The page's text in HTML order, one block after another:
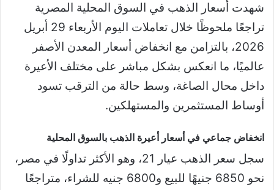
شهدت أسعار الذهب في السوق المحلية المصرية
تراجعًا ملحوظًا خلال تعاملات اليوم الأربعاء 29 أبريل
2026، بالتزامن مع انخفاض أسعار المعدن الأصفر
عالميًا، ما انعكس بشكل مباشر على مختلف الأعيرة
داخل محال الصاغة، وسط حالة من الترقب تسود
أوساط المستثمرين والمستهلكين.
انخفاض جماعي في أسعار أعيرة الذهب بالسوق المحلية
سجل سعر الذهب عيار 21، وهو الأكثر تداولًا في مصر،
نحو 6850 جنيهًا للبيع و6800 جنيه للشراء، متراجعًا